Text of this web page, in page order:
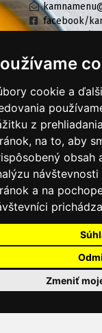
cookie a
z
na to, aby
obsah
a na
Zmeniť
facebook/
KONTAKTUJTE NÁS
PRIHLÁSIŤ SA DO
Všeobecné
Ochrana
Cookies
Moje
Pridať
Cenník balíkov